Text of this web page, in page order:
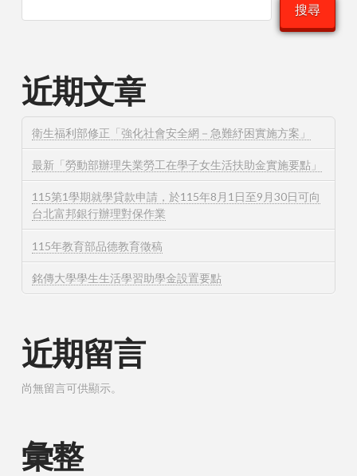
搜尋
近期文章
衛生福利部修正「強化社會安全網－急難紓困實施方案」
最新「勞動部辦理失業勞工在學子女生活扶助金實施要點」
115第1學期就學貸款申請，於115年8月1日至9月30日可向
台北富邦銀行辦理對保作業
115年教育部品德教育徵稿
銘傳大學學生生活學習助學金設置要點
近期留言
尚無留言可供顯示。
彙整